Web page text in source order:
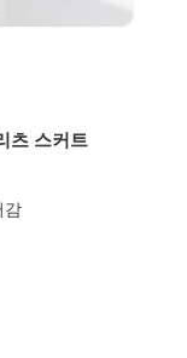
츠 스커트
감